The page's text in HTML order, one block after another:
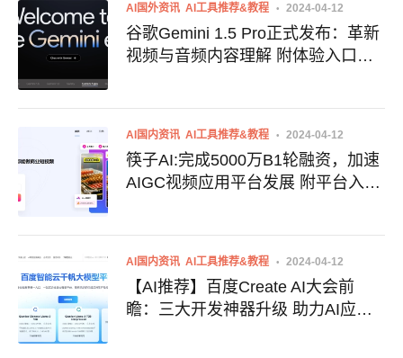
AI国外资讯 AI工具推荐&教程 2024-04-12
谷歌Gemini 1.5 Pro正式发布：革新
视频与音频内容理解 附体验入口地
AI国内资讯 AI工具推荐&教程 2024-04-12
筷子AI:完成5000万B1轮融资，加速
AIGC视频应用平台发展 附平台入口
AI国内资讯 AI工具推荐&教程 2024-04-12
【AI推荐】百度Create AI大会前
瞻：三大开发神器升级 助力AI应用